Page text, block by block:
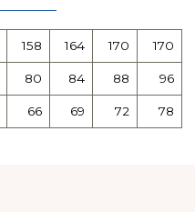
158 164 170 170
80 84 88 96
66 69 72 78